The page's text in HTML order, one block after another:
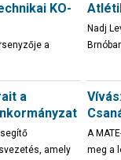
KO-
a
Nadj
a
amely
A
meg a